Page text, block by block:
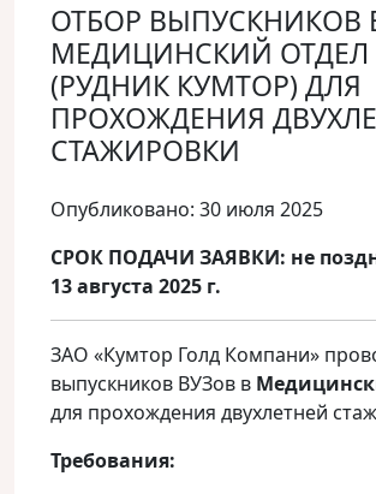
ОТБОР ВЫПУСКНИКОВ
МЕДИЦИНСКИЙ ОТДЕЛ
(РУДНИК КУМТОР) ДЛЯ
ПРОХОЖДЕНИЯ
СТАЖИРОВКИ
Опубликовано: 30 июля 2025
СРОК ПОДАЧИ ЗАЯВКИ: не
13 августа 2025 г.
ЗАО «Кумтор Голд Компани»
выпускников ВУЗов в
для прохождения двухлетней
Требования: